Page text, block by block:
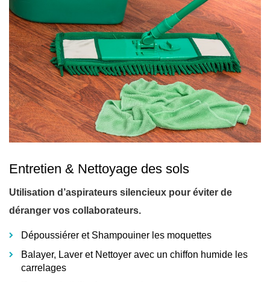
Entretien & Nettoyage des sols
Utilisation d’aspirateurs silencieux pour éviter de
déranger vos collaborateurs.
Dépoussiérer et Shampouiner les moquettes
Balayer, Laver et Nettoyer avec un chiffon humide les
carrelages